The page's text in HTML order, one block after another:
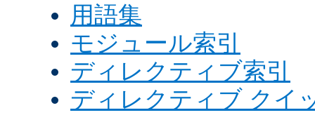
用語集
モジュール索引
ディレクティブ索引
ディレクティブ クイ